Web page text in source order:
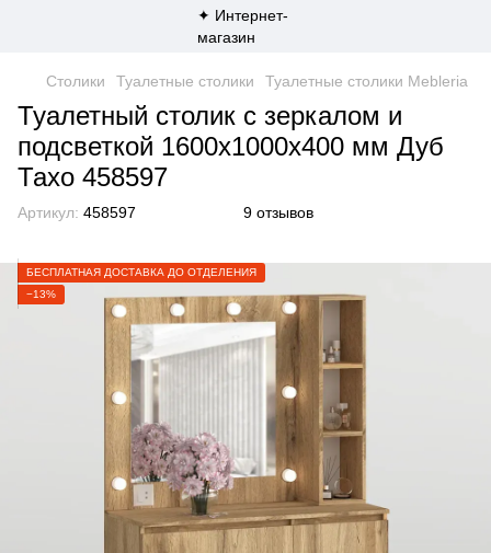
Столики Туалетные столики Туалетные столики Mebleria
Туалетный столик с зеркалом и
подсветкой 1600х1000х400 мм Дуб
Тахо 458597
Артикул: 458597 9 отзывов
БЕСПЛАТНАЯ ДОСТАВКА ДО ОТДЕЛЕНИЯ
−13%